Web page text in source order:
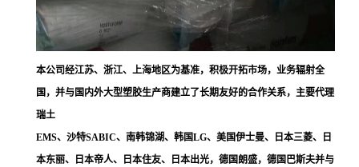
本公司经江苏、浙江、上海地区为基准，积极开拓市场，业务辐射全
国，并与国内外大型塑胶生产商建立了长期友好的合作关系，主要代理
瑞土
EMS、沙特SABIC、南韩锦湖、韩国LG、美国伊士曼、日本三菱、日
本东丽、日本帝人、日本住友、日本出光，德国朗盛，德国巴斯夫并与